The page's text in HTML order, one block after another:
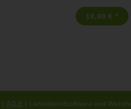
10,00 € *
AGB Lieferdienstsoftware und